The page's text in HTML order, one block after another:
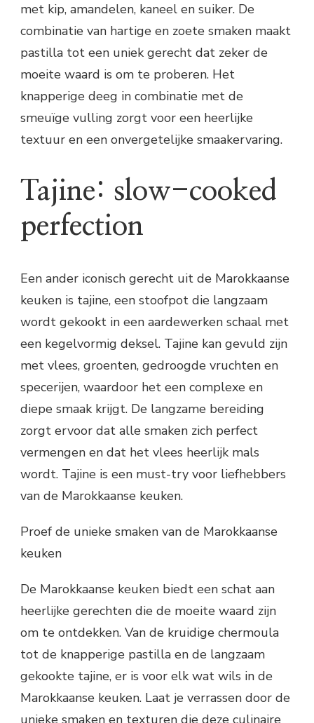
met kip, amandelen, kaneel en suiker. De
combinatie van hartige en zoete smaken maakt
pastilla tot een uniek gerecht dat zeker de
moeite waard is om te proberen. Het
knapperige deeg in combinatie met de
smeuïge vulling zorgt voor een heerlijke
textuur en een onvergetelijke smaakervaring.
Tajine: slow-cooked
perfection
Een ander iconisch gerecht uit de Marokkaanse
keuken is tajine, een stoofpot die langzaam
wordt gekookt in een aardewerken schaal met
een kegelvormig deksel. Tajine kan gevuld zijn
met vlees, groenten, gedroogde vruchten en
specerijen, waardoor het een complexe en
diepe smaak krijgt. De langzame bereiding
zorgt ervoor dat alle smaken zich perfect
vermengen en dat het vlees heerlijk mals
wordt. Tajine is een must-try voor liefhebbers
van de Marokkaanse keuken.
Proef de unieke smaken van de Marokkaanse
keuken
De Marokkaanse keuken biedt een schat aan
heerlijke gerechten die de moeite waard zijn
om te ontdekken. Van de kruidige chermoula
tot de knapperige pastilla en de langzaam
gekookte tajine, er is voor elk wat wils in de
Marokkaanse keuken. Laat je verrassen door de
unieke smaken en texturen die deze culinaire